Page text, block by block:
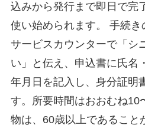
込みから発行まで即日で完
使い始められます。 手続き
サービスカウンターで「シ
い」と伝え、申込書に氏名
年月日を記入し、身分証明
す。所要時間はおおむね10
物は、60歳以上であること